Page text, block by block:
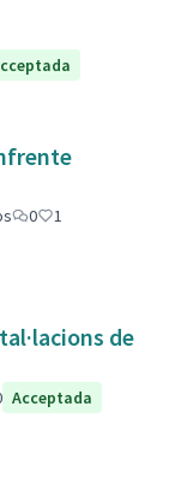
0
1
de
Acceptada